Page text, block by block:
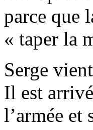
parce que
« taper la
Serge
Il est
l’armée et